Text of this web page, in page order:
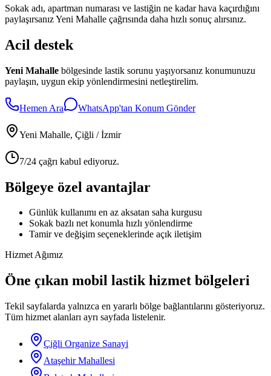
Sokak adı, apartman numarası ve lastiğin ne kadar hava kaçırdığını
paylaşırsanız Yeni Mahalle çağrısında daha hızlı sonuç alırsınız.
Acil destek
Yeni Mahalle bölgesinde lastik sorunu yaşıyorsanız konumunuzu
paylaşın, uygun ekip yönlendirmesini netleştirelim.
Hemen Ara WhatsApp'tan Konum Gönder
Yeni Mahalle, Çiğli / İzmir
7/24 çağrı kabul ediyoruz.
Bölgeye özel avantajlar
Günlük kullanımı en az aksatan saha kurgusu
Sokak bazlı net konumla hızlı yönlendirme
Tamir ve değişim seçeneklerinde açık iletişim
Hizmet Ağımız
Öne çıkan mobil lastik hizmet bölgeleri
Tekil sayfalarda yalnızca en yararlı bölge bağlantılarını gösteriyoruz.
Tüm hizmet alanları ayrı sayfada listelenir.
Çiğli Organize Sanayi
Ataşehir Mahallesi